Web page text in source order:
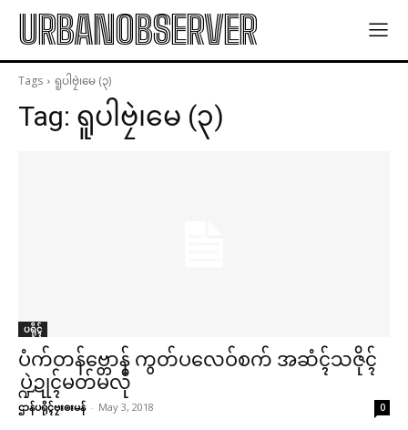
URBANOBSERVER
Tags ရူပါဗၠဲ၊မေ (၃)
Tag: ရူပါဗၠဲ၊မေ (၃)
ပရိုၚ်
ပံက်တန်ဗ္တောန် ကွတ်ပလေဝ်စက် အဆံၚ်သဇိုၚ်
ပ္ဍဲဍုၚ်မတ်မလီု
ဌာန်ပရိုၚ်ဗၠးၜးမန် - May 3, 2018 0